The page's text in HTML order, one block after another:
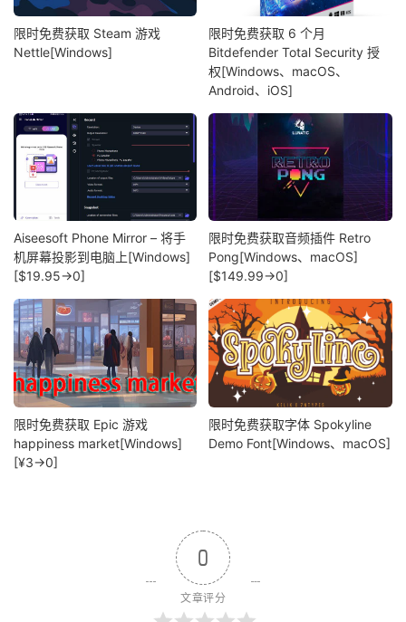
限时免费获取 Steam 游戏
Nettle[Windows]
限时免费获取 6 个月
Bitdefender Total Security 授
权[Windows、macOS、
Android、iOS]
Aiseesoft Phone Mirror – 将手
机屏幕投影到电脑上[Windows]
[$19.95→0]
限时免费获取音频插件 Retro
Pong[Windows、macOS]
[$149.99→0]
限时免费获取 Epic 游戏
happiness market[Windows]
[¥3→0]
限时免费获取字体 Spokyline
Demo Font[Windows、macOS]
0
文章评分